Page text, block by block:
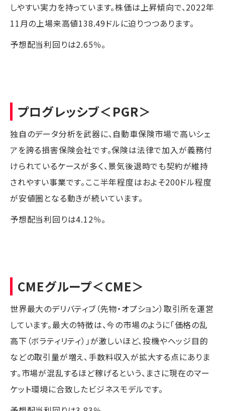
しやすい実力を持っています。株価は上昇傾向で、2022年
11月の上場来高値138.49ドルに迫りつつあります。
予想配当利回りは2.65％。
プログレッシブ＜PGR＞
独自のデータ分析を武器に、自動車保険市場で高いシェ
アを誇る損害保険会社です。保険は法律で加入が義務付
けられているケースが多く、景気後退時でも契約が維持
されやすい事業です。ここ半年程度はおよそ200ドル程度
が安値圏となる動きが続いています。
予想配当利回りは4.12％。
CMEグループ＜CME＞
世界最大のデリバティブ（先物・オプション）取引所を運営
しています。最大の特徴は、今の市場のように「価格の乱
高下（ボラティリティ）」が激しいほど、投機やヘッジ目的
などの取引量が増え、手数料収入が拡大する点にありま
す。市場が混乱するほど稼げるという、まさに現在のマー
ケット環境に合致したビジネスモデルです。